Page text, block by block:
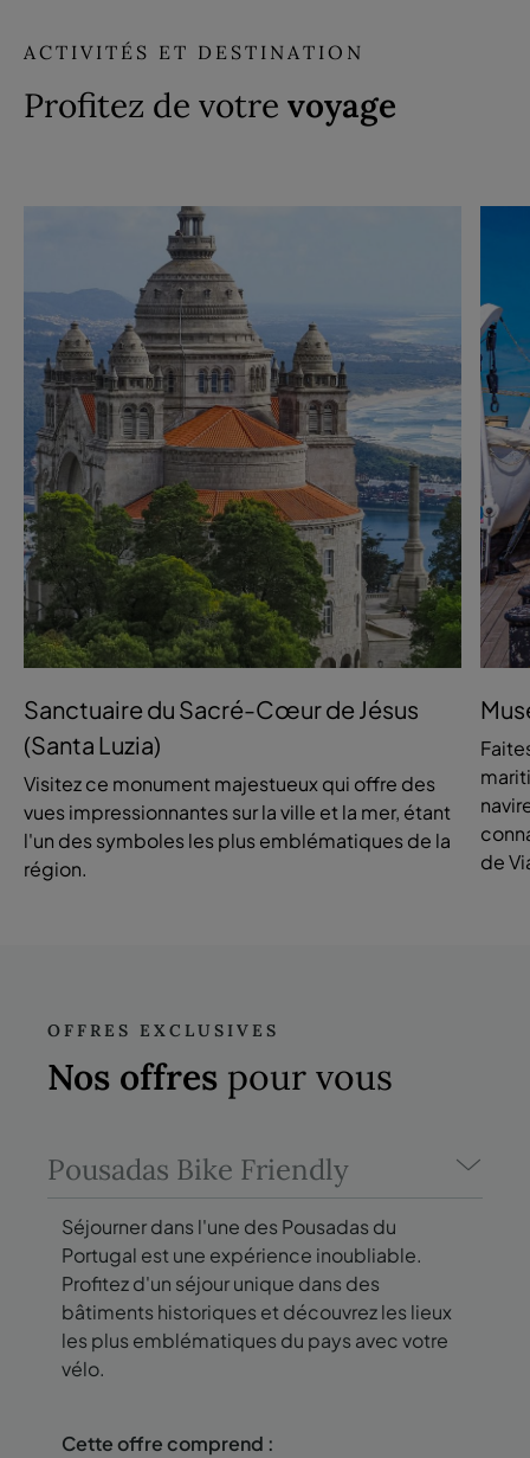
ACTIVITÉS ET DESTINATION
Profitez de votre voyage
Sanctuaire du Sacré-Cœur de Jésus
(Santa Luzia)
Visitez ce monument majestueux qui offre des
vues impressionnantes sur la ville et la mer, étant
l'un des symboles les plus emblématiques de la
région.
de
OFFRES EXCLUSIVES
Nos offres pour vous
Pousadas Bike Friendly
Séjourner dans l'une des Pousadas du
Portugal est une expérience inoubliable.
Profitez d'un séjour unique dans des
bâtiments historiques et découvrez les lieux
les plus emblématiques du pays avec votre
vélo.
Cette offre comprend :